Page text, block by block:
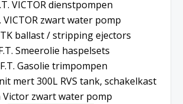
VICTOR dienstpompen
VICTOR zwart water pomp
ballast / stripping ejectors
Smeerolie haspelsets
Gasolie trimpompen
mert 300L RVS tank, schakelkast
Victor zwart water pomp